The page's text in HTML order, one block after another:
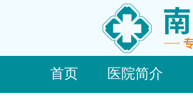
首页 医院简介